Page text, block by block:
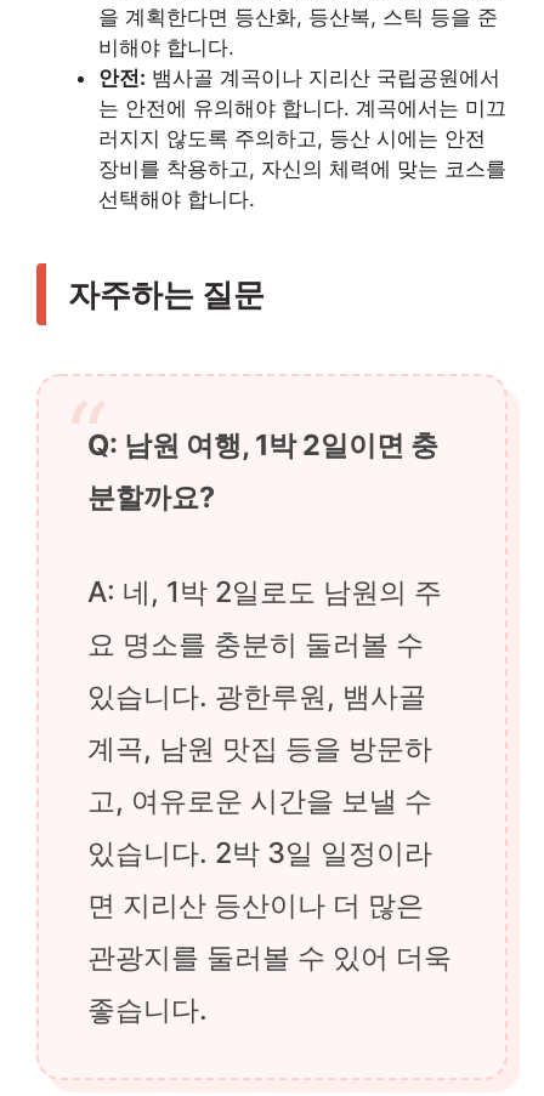
을 계획한다면 등산화, 등산복, 스틱 등을 준
비해야 합니다.
안전: 뱀사골 계곡이나 지리산 국립공원에서
는 안전에 유의해야 합니다. 계곡에서는 미끄
러지지 않도록 주의하고, 등산 시에는 안전
장비를 착용하고, 자신의 체력에 맞는 코스를
선택해야 합니다.
자주하는 질문
Q: 남원 여행, 1박 2일이면 충
분할까요?
A: 네, 1박 2일로도 남원의 주
요 명소를 충분히 둘러볼 수
있습니다. 광한루원, 뱀사골
계곡, 남원 맛집 등을 방문하
고, 여유로운 시간을 보낼 수
있습니다. 2박 3일 일정이라
면 지리산 등산이나 더 많은
관광지를 둘러볼 수 있어 더욱
좋습니다.